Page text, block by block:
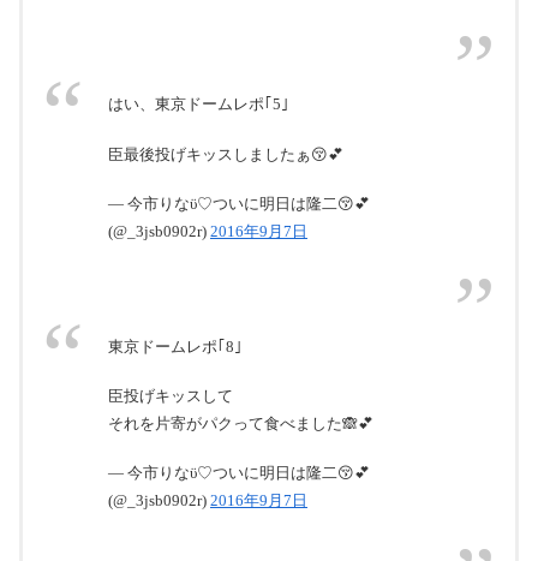
はい、東京ドームレポ｢5｣
臣最後投げキッスしましたぁ😚💕
— 今市りなϋ♡ついに明日は隆二😚💕
(@_3jsb0902r) 2016年9月7日
東京ドームレポ｢8｣
臣投げキッスして
それを片寄がパクって食べました🙈💕
— 今市りなϋ♡ついに明日は隆二😚💕
(@_3jsb0902r) 2016年9月7日